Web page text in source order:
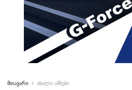
მთავარი ახალი ამბები